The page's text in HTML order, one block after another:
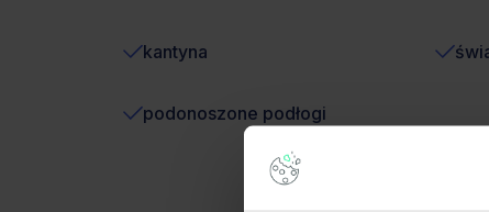
kantyna
podonoszone podłogi